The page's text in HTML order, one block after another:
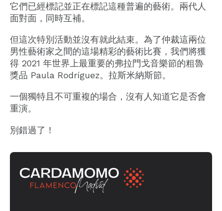
它們已經標記並正在標記這種普遍的藝術。兩代人
面對面，同時互補。
但這次特別活動並沒有就此結束。為了仲裁這兩位
男性藝術家之間的這場精彩的藝術比賽，我們將獲
得 2021 年世界上最重要的弗拉門戈音樂節的粗魯
獎品 Paula Rodríguez。拉斯米納斯節。
一個獨特且不可重複的場合，沒有人知道它是否會
重演。
別錯過了！